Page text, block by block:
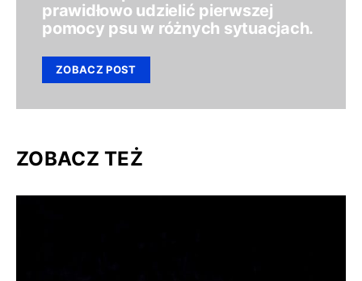
prawidłowo udzielić pierwszej
pomocy psu w różnych sytuacjach.
ZOBACZ POST
ZOBACZ TEŻ